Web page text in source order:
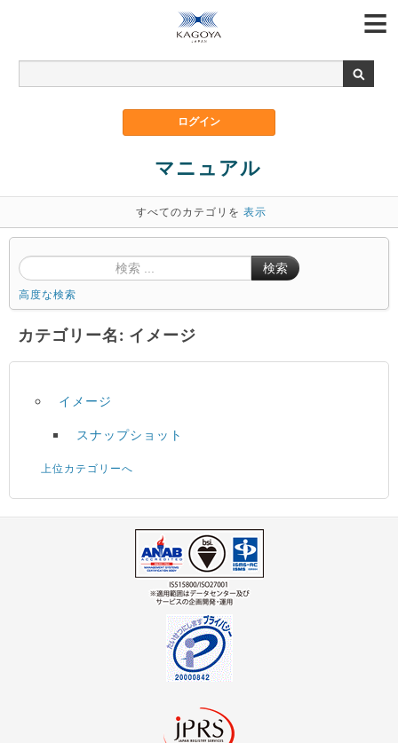
マニュアル
すべてのカテゴリを 表示
検索
高度な検索
カテゴリー名: イメージ
イメージ
スナップショット
上位カテゴリーへ